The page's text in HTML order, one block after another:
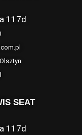
117d
SEAT
117d